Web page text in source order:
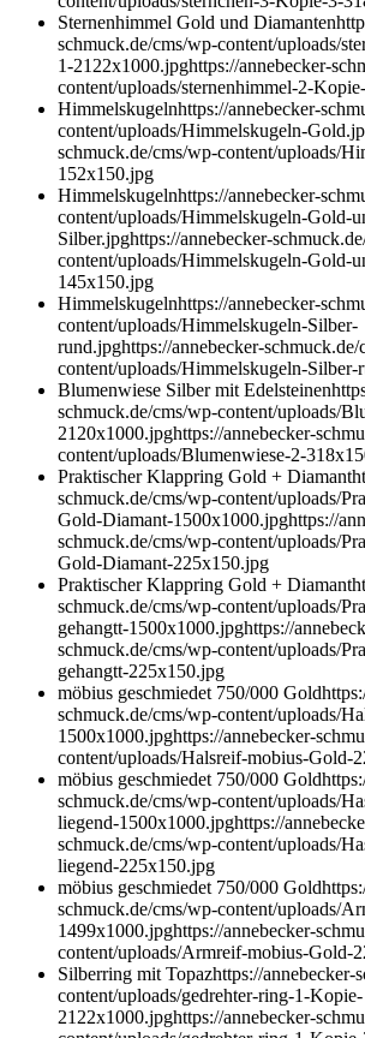
Sternenhimmel Gold und Diamanten
schmuck.de/cms/wp-content/uploads/
1-2122x1000.jpghttps://annebecker-
content/uploads/sternenhimmel-2-
Himmelskugelnhttps://annebecker-
content/uploads/Himmelskugeln-
schmuck.de/cms/wp-content/uploads/
152x150.jpg
Himmelskugelnhttps://annebecker-
content/uploads/Himmelskugeln-Gold-
Silber.jpghttps://annebecker-
content/uploads/Himmelskugeln-Gold-
145x150.jpg
Himmelskugelnhttps://annebecker-
content/uploads/Himmelskugeln-Silber-
rund.jpghttps://annebecker-
content/uploads/Himmelskugeln-
Blumenwiese Silber mit Edelsteinen
schmuck.de/cms/wp-content/uploads/
2120x1000.jpghttps://annebecker-
content/uploads/Blumenwiese-2-
Praktischer Klappring Gold + Diamant
schmuck.de/cms/wp-content/uploads/
Gold-Diamant-1500x1000.jpghttps://
schmuck.de/cms/wp-content/uploads/
Gold-Diamant-225x150.jpg
Praktischer Klappring Gold + Diamant
schmuck.de/cms/wp-content/uploads/
gehangtt-1500x1000.jpghttps://
schmuck.de/cms/wp-content/uploads/
gehangtt-225x150.jpg
möbius geschmiedet 750/000 Gold
schmuck.de/cms/wp-content/uploads/
1500x1000.jpghttps://annebecker-
content/uploads/Halsreif-mobius-Gold-
möbius geschmiedet 750/000 Gold
schmuck.de/cms/wp-content/uploads/
liegend-1500x1000.jpghttps://
schmuck.de/cms/wp-content/uploads/
liegend-225x150.jpg
möbius geschmiedet 750/000 Gold
schmuck.de/cms/wp-content/uploads/
1499x1000.jpghttps://annebecker-
content/uploads/Armreif-mobius-Gold-
Silberring mit Topazhttps://annebecker-
content/uploads/gedrehter-ring-1-Kopie-
2122x1000.jpghttps://annebecker-